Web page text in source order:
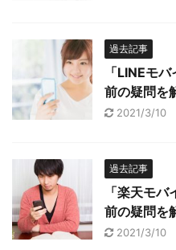
過去記事
「LINEモ
前の疑問を
2021/3/10
過去記事
「楽天モ
前の疑問を
2021/3/10